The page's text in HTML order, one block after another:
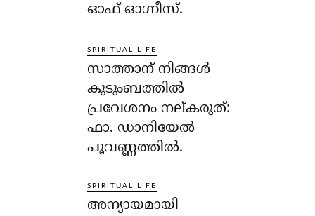
ഓഫ് ഓഗ്നീസ്.
SPIRITUAL LIFE
സാത്താന് നിങ്ങള്‍
കുടുംബത്തില്‍
പ്രവേശനം നല്കരുത്:
ഫാ. ഡാനിയേല്‍
പൂവണ്ണത്തില്‍.
SPIRITUAL LIFE
അന്യായമായി